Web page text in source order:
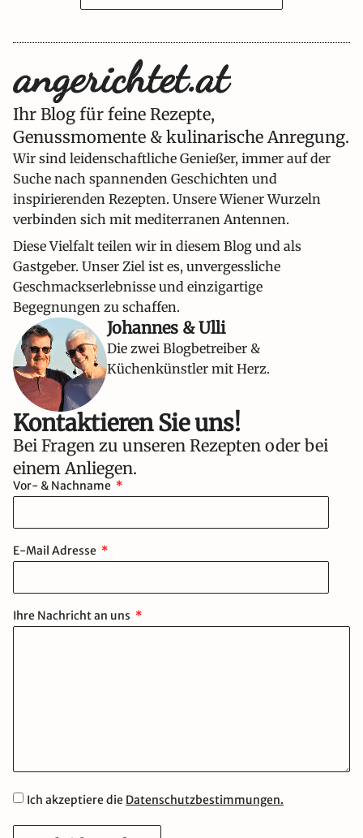
Ihr Blog für feine Rezepte,
Genussmomente & kulinarische Anregung.
Wir sind leidenschaftliche Genießer, immer auf der
Suche nach spannenden Geschichten und
inspirierenden Rezepten. Unsere Wiener Wurzeln
verbinden sich mit mediterranen Antennen.
Diese Vielfalt teilen wir in diesem Blog und als
Gastgeber. Unser Ziel ist es, unvergessliche
Geschmackserlebnisse und einzigartige
Begegnungen zu schaffen.
Johannes & Ulli
Die zwei Blogbetreiber &
Küchenkünstler mit Herz.
Kontaktieren Sie uns!​
Bei Fragen zu unseren Rezepten oder bei
einem Anliegen.
Vor- & Nachname
E-Mail Adresse
Ihre Nachricht an uns
Ich akzeptiere die Datenschutzbestimmungen.